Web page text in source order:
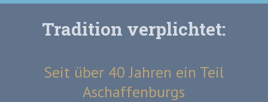
Tradition verplichtet:
Seit über 40 Jahren ein Teil
Aschaffenburgs